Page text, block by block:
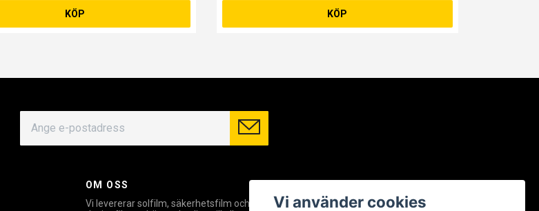
KÖP KÖP
OM OSS
Vi levererar solfilm, säkerhetsfilm och
Facebook
Vi använder cookies